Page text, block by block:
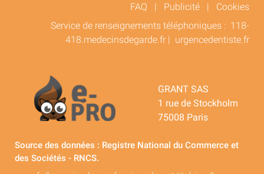
FAQ | Publicité | Cookies
Service de renseignements téléphoniques : 118-
418.medecinsdegarde.fr | urgencedentiste.fr
GRANT SAS
1 rue de Stockholm
75008 Paris
Source des données : Registre National du Commerce et
des Sociétés - RNCS.